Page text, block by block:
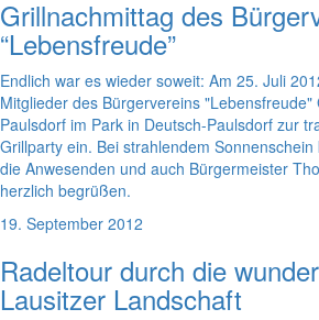
Grillnachmittag des
“Lebensfreude”
Endlich war es wieder soweit: Am 25. Juli
Mitglieder des Bürgervereins "Lebensfreude"
Paulsdorf im Park in Deutsch-Paulsdorf zur
Grillparty ein. Bei strahlendem
die Anwesenden und auch Bürgermeister
herzlich begrüßen.
19. September 2012
Radeltour durch die
Lausitzer Landschaft